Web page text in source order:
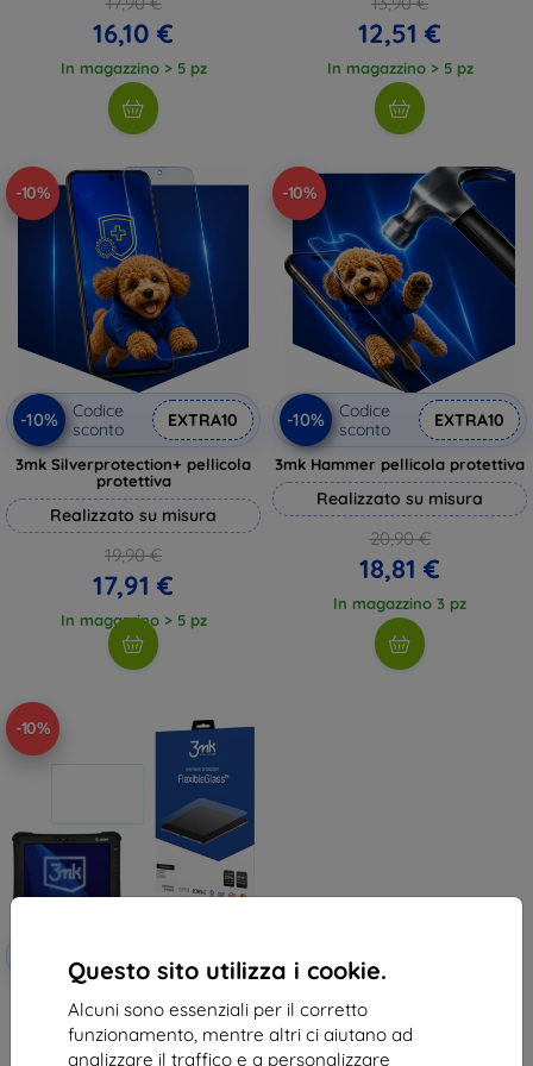
Questo sito utilizza i cookie.
Alcuni sono essenziali per il corretto
funzionamento, mentre altri ci aiutano ad
analizzare il traffico e a personalizzare
16,10 €
In magazzino > 5 pz
12,51 €
In magazzino > 5 pz
-10%
-10%
Codice
sconto
EXTRA10
3mk Silverprotection+ pellicola
protettiva
Realizzato su misura
19,90 €
17,91 €
In magazzino > 5 pz
-10%
-10%
Codice
sconto
EXTRA10
3mk Hammer pellicola protettiva
Realizzato su misura
20,90 €
18,81 €
In magazzino 3 pz
-10%
sconto
3mk FlexibleGlass vetro
temperato ibrido per Zebra
XSlate L10
16,90 €